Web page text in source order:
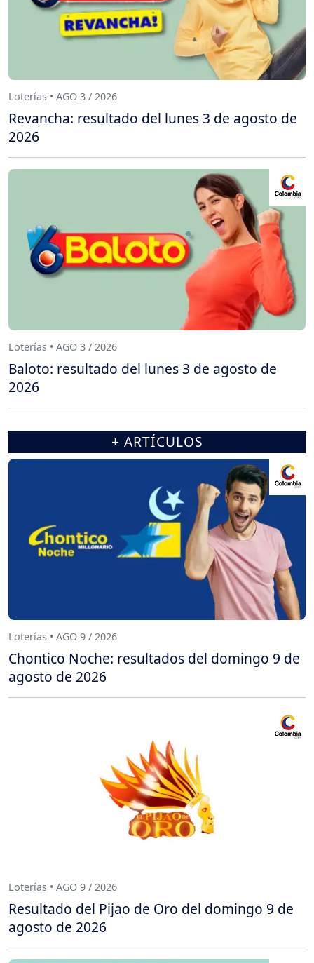
Loterías • AGO 3 / 2026
Revancha: resultado del lunes 3 de agosto de
2026
Loterías • AGO 3 / 2026
Baloto: resultado del lunes 3 de agosto de
2026
+ ARTÍCULOS
Loterías • AGO 9 / 2026
Chontico Noche: resultados del domingo 9 de
agosto de 2026
Loterías • AGO 9 / 2026
Resultado del Pijao de Oro del domingo 9 de
agosto de 2026